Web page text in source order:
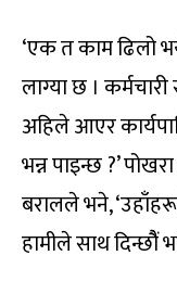
‘एक त काम ढिलो
लाग्या छ ।
अहिले आएर
भन्न पाइन्छ ?’
बरालले भने,
हामीले साथ दिन्छौैं